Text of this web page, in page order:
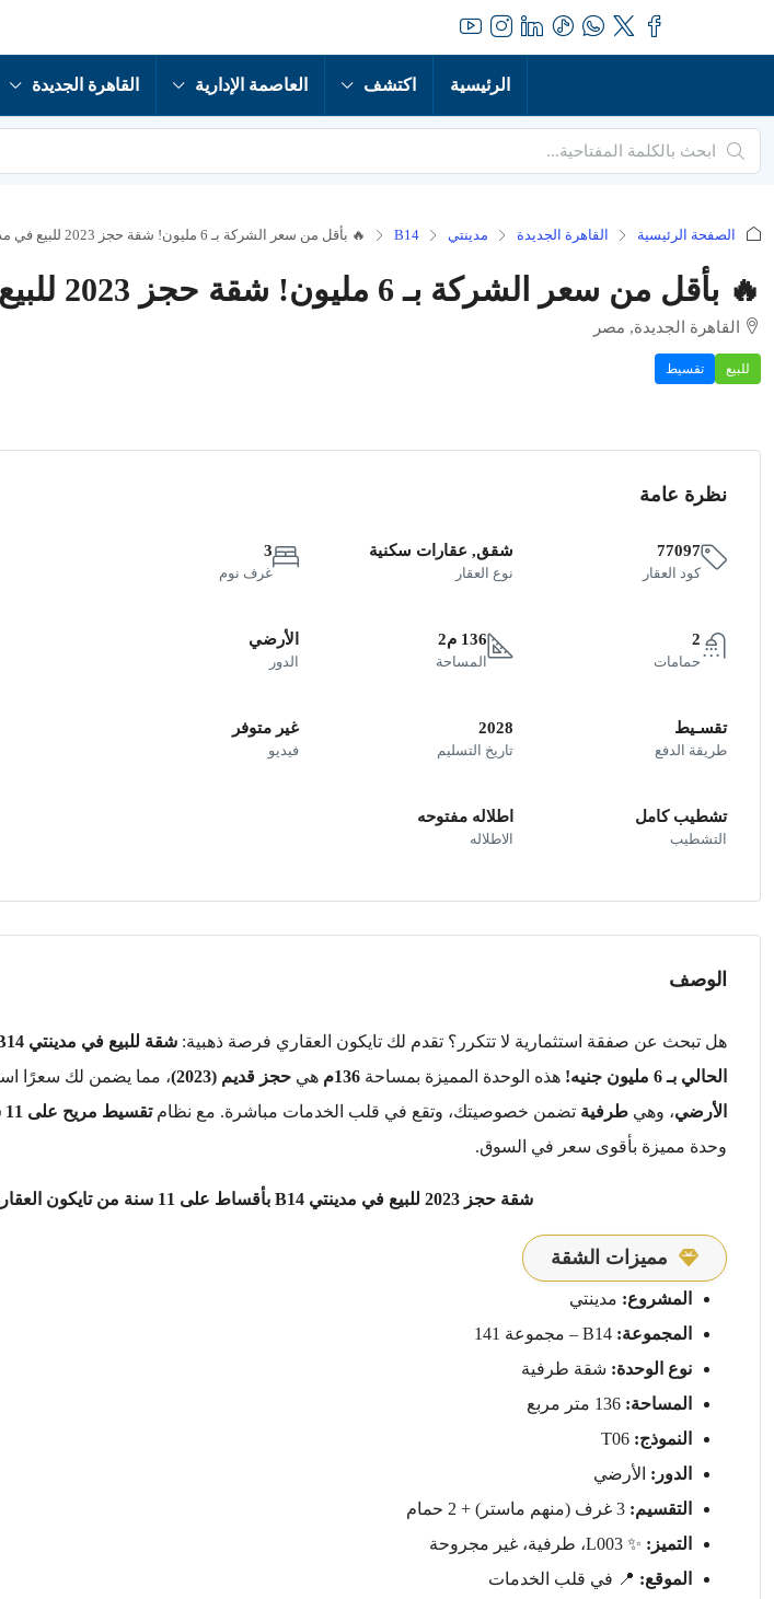
الرئيسية اكتشف العاصمة الإدارية القاهرة الجديدة
الصفحة الرئيسية القاهرة الجديدة مدينتي B14 🔥 بأقل من سعر الشركة بـ 6 مليون! شقة حجز 2023 للبيع في مدينتي B14
🔥 بأقل من سعر الشركة بـ 6 مليون! شقة حجز 2023 للبيع في مدينتي B14
القاهرة الجديدة, مصر
للبيع تقسيط
نظرة عامة
77097
كود العقار
شقق, عقارات سكنية
نوع العقار
3
غرف نوم
2
حمامات
136 م2
المساحة
الأرضي
الدور
تقسـيط
طريقة الدفع
2028
تاريخ التسليم
غير متوفر
فيديو
تشطيب كامل
التشطيب
اطلاله مفتوحه
الاطلاله
الوصف
هل تبحث عن صفقة استثمارية لا تتكرر؟ تقدم لك تايكون العقاري فرصة ذهبية: شقة للبيع في مدينتي B14
الحالي بـ 6 مليون جنيه!
هذه الوحدة المميزة بمساحة 136م هي حجز قديم (2023) ، مما يضمن لك سعرًا
الأرضي، وهي طرفية تضمن خصوصيتك، وتقع في قلب الخدمات مباشرة. مع نظامتقسيط مريح على 11 سنة
وحدة مميزة بأقوى سعر في السوق.
شقة حجز 2023 للبيع في مدينتي B14 بأقساط على 11 سنة من تايكون العقاري
مميزات الشقة
المشروع: مدينتي
المجموعة:
نوع الوحدة: شقة طرفية
المساحة:
النموذج:
الدور: الأرضي
التقسيم:
التميز: ✨ L003، طرفية، غير مجروحة
الموقع: 📍 في قلب الخدمات